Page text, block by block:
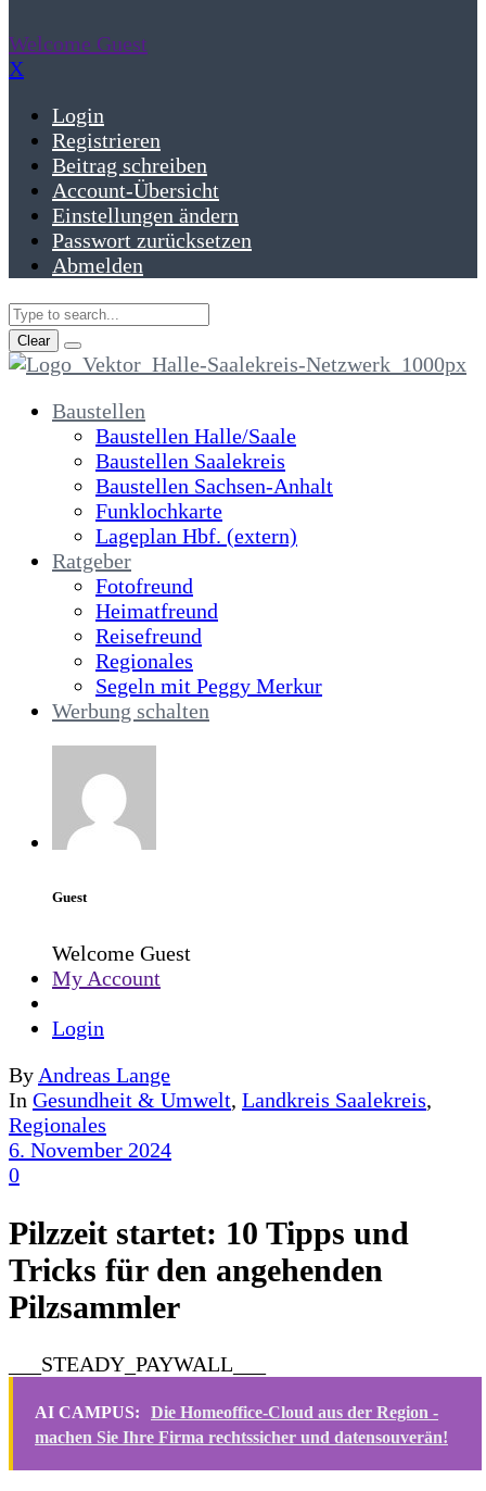
Welcome Guest
X
Login
Registrieren
Beitrag schreiben
Account-Übersicht
Einstellungen ändern
Passwort zurücksetzen
Abmelden
Clear
Baustellen
Baustellen Halle/Saale
Baustellen Saalekreis
Baustellen Sachsen-Anhalt
Funklochkarte
Lageplan Hbf. (extern)
Ratgeber
Fotofreund
Heimatfreund
Reisefreund
Regionales
Segeln mit Peggy Merkur
Werbung schalten
Guest
Welcome Guest
My Account
Login
By Andreas Lange
In Gesundheit & Umwelt, Landkreis Saalekreis,
Regionales
6. November 2024
0
Pilzzeit startet: 10 Tipps und
Tricks für den angehenden
Pilzsammler
___STEADY_PAYWALL___
AI CAMPUS:
Die Homeoffice-Cloud aus der Region -
machen Sie Ihre Firma rechtssicher und datensouverän!